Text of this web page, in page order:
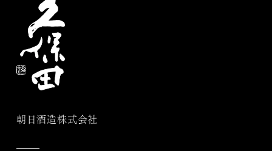
朝日酒造株式会社